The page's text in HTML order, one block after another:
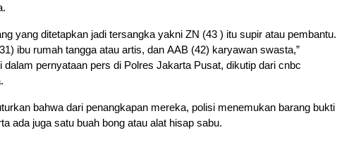
yang ditetapkan jadi tersangka yakni ZN (43 ) itu supir atau pembantu.
ibu rumah tangga atau artis, dan AAB (42) karyawan swasta,”
dalam pernyataan pers di Polres Jakarta Pusat, dikutip dari cnbc
bahwa dari penangkapan mereka, polisi menemukan barang bukti
ada juga satu buah bong atau alat hisap sabu.